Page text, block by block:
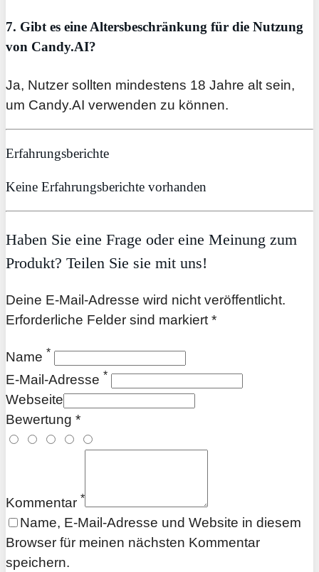
7. Gibt es eine Altersbeschränkung für die Nutzung
von Candy.AI?
Ja, Nutzer sollten mindestens 18 Jahre alt sein,
um Candy.AI verwenden zu können.
Erfahrungsberichte
Keine Erfahrungsberichte vorhanden
Haben Sie eine Frage oder eine Meinung zum
Produkt? Teilen Sie sie mit uns!
Deine E-Mail-Adresse wird nicht veröffentlicht.
Erforderliche Felder sind markiert *
Name *
E-Mail-Adresse *
Webseite
Bewertung *
Kommentar *
Name, E-Mail-Adresse und Website in diesem
Browser für meinen nächsten Kommentar
speichern.